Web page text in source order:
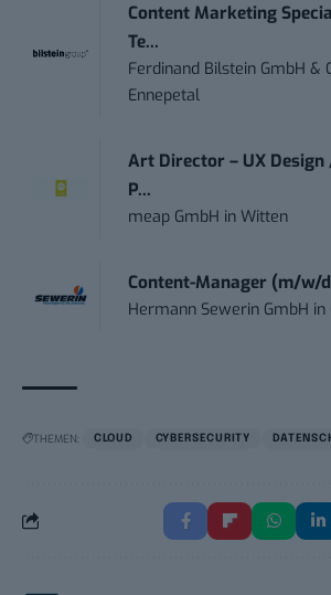
Content Marketing
Te...
Ferdinand Bilstein GmbH &
Ennepetal
Art Director – UX Design
P...
meap GmbH inWitten
Content-Manager (m/w/
Hermann Sewerin GmbH in
THEMEN: CLOUD CYBERSECURITY